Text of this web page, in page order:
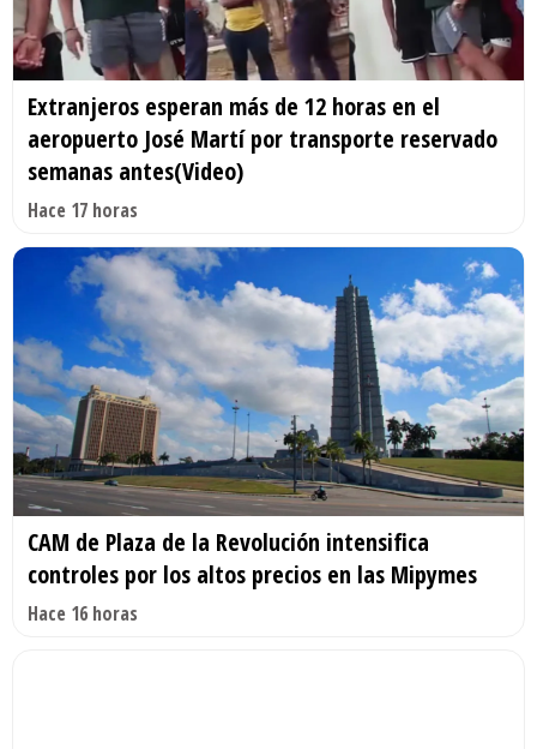
Extranjeros esperan más de 12 horas en el
aeropuerto José Martí por transporte reservado
semanas antes(Video)
Hace 17 horas
CAM de Plaza de la Revolución intensifica
controles por los altos precios en las Mipymes
Hace 16 horas